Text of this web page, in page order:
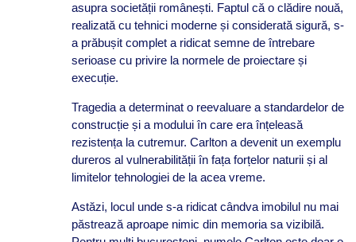
asupra societății românești. Faptul că o clădire nouă,
realizată cu tehnici moderne și considerată sigură, s-
a prăbușit complet a ridicat semne de întrebare
serioase cu privire la normele de proiectare și
execuție.
Tragedia a determinat o reevaluare a standardelor de
construcție și a modului în care era înțeleasă
rezistența la cutremur. Carlton a devenit un exemplu
dureros al vulnerabilității în fața forțelor naturii și al
limitelor tehnologiei de la acea vreme.
Astăzi, locul unde s-a ridicat cândva imobilul nu mai
păstrează aproape nimic din memoria sa vizibilă.